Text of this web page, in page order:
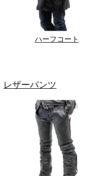
ハーフコート
レザーパンツ